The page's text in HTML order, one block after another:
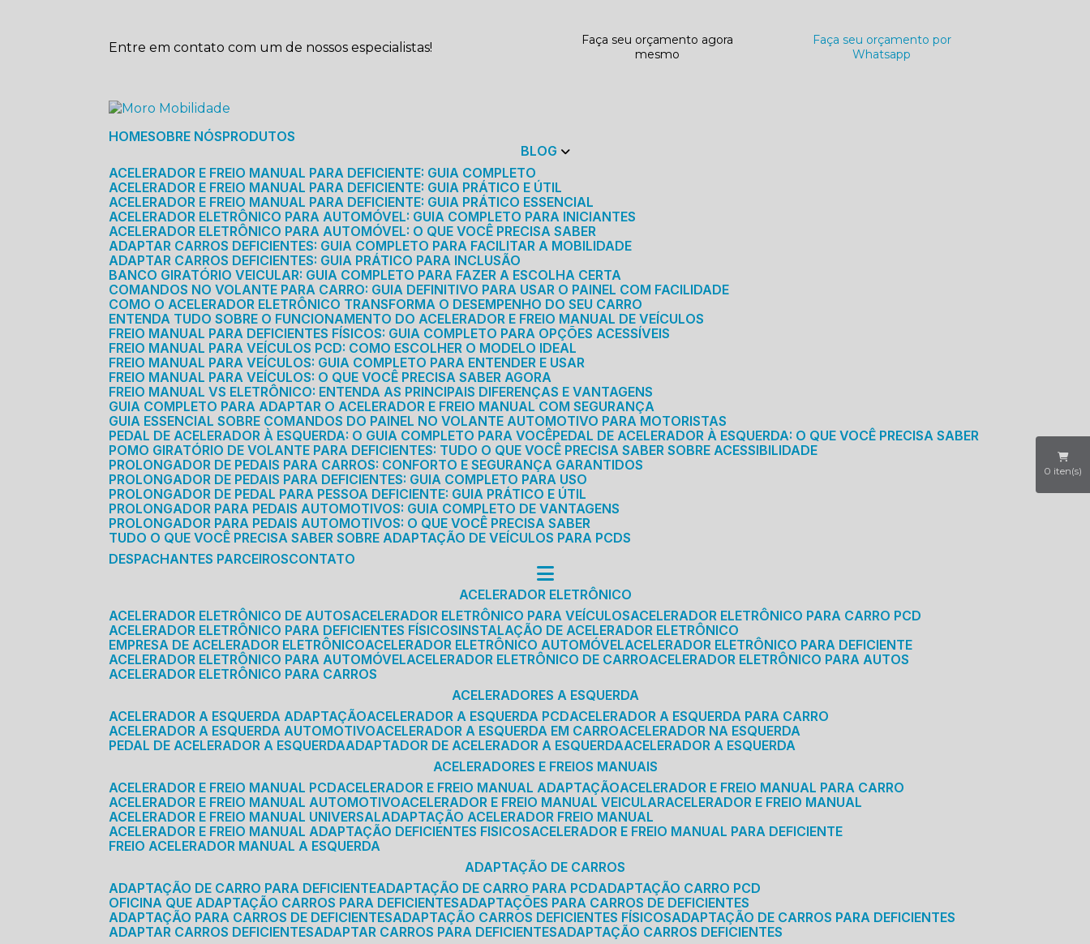
Entre em contato com um de nossos especialistas!
Faça seu orçamento agora
mesmo
Faça seu orçamento por
Whatsapp
HOME SOBRE NÓS PRODUTOS
BLOG
ACELERADOR E FREIO MANUAL PARA DEFICIENTE: GUIA COMPLETO
ACELERADOR E FREIO MANUAL PARA DEFICIENTE: GUIA PRÁTICO E ÚTIL
ACELERADOR E FREIO MANUAL PARA DEFICIENTE: GUIA PRÁTICO ESSENCIAL
ACELERADOR ELETRÔNICO PARA AUTOMÓVEL: GUIA COMPLETO PARA INICIANTES
ACELERADOR ELETRÔNICO PARA AUTOMÓVEL: O QUE VOCÊ PRECISA SABER
ADAPTAR CARROS DEFICIENTES: GUIA COMPLETO PARA FACILITAR A MOBILIDADE
ADAPTAR CARROS DEFICIENTES: GUIA PRÁTICO PARA INCLUSÃO
BANCO GIRATÓRIO VEICULAR: GUIA COMPLETO PARA FAZER A ESCOLHA CERTA
COMANDOS NO VOLANTE PARA CARRO: GUIA DEFINITIVO PARA USAR O PAINEL COM FACILIDADE
COMO O ACELERADOR ELETRÔNICO TRANSFORMA O DESEMPENHO DO SEU CARRO
ENTENDA TUDO SOBRE O FUNCIONAMENTO DO ACELERADOR E FREIO MANUAL DE VEÍCULOS
FREIO MANUAL PARA DEFICIENTES FÍSICOS: GUIA COMPLETO PARA OPÇÕES ACESSÍVEIS
FREIO MANUAL PARA VEÍCULOS PCD: COMO ESCOLHER O MODELO IDEAL
FREIO MANUAL PARA VEÍCULOS: GUIA COMPLETO PARA ENTENDER E USAR
FREIO MANUAL PARA VEÍCULOS: O QUE VOCÊ PRECISA SABER AGORA
FREIO MANUAL VS ELETRÔNICO: ENTENDA AS PRINCIPAIS DIFERENÇAS E VANTAGENS
GUIA COMPLETO PARA ADAPTAR O ACELERADOR E FREIO MANUAL COM SEGURANÇA
GUIA ESSENCIAL SOBRE COMANDOS DO PAINEL NO VOLANTE AUTOMOTIVO PARA MOTORISTAS
PEDAL DE ACELERADOR À ESQUERDA: O GUIA COMPLETO PARA VOCÊ PEDAL DE ACELERADOR À ESQUERDA: O QUE VOCÊ PRECISA SABER
POMO GIRATÓRIO DE VOLANTE PARA DEFICIENTES: TUDO O QUE VOCÊ PRECISA SABER SOBRE ACESSIBILIDADE
PROLONGADOR DE PEDAIS PARA CARROS: CONFORTO E SEGURANÇA GARANTIDOS
PROLONGADOR DE PEDAIS PARA DEFICIENTES: GUIA COMPLETO PARA USO
PROLONGADOR DE PEDAL PARA PESSOA DEFICIENTE: GUIA PRÁTICO E ÚTIL
PROLONGADOR PARA PEDAIS AUTOMOTIVOS: GUIA COMPLETO DE VANTAGENS
PROLONGADOR PARA PEDAIS AUTOMOTIVOS: O QUE VOCÊ PRECISA SABER
TUDO O QUE VOCÊ PRECISA SABER SOBRE ADAPTAÇÃO DE VEÍCULOS PARA PCDS
DESPACHANTES PARCEIROS
CONTATO
ACELERADOR ELETRÔNICO
ACELERADOR ELETRÔNICO DE AUTOS ACELERADOR ELETRÔNICO PARA VEÍCULOS ACELERADOR ELETRÔNICO PARA CARRO PCD
ACELERADOR ELETRÔNICO PARA DEFICIENTES FÍSICOS INSTALAÇÃO DE ACELERADOR ELETRÔNICO
EMPRESA DE ACELERADOR ELETRÔNICO ACELERADOR ELETRÔNICO AUTOMÓVEL ACELERADOR ELETRÔNICO PARA DEFICIENTE
ACELERADOR ELETRÔNICO PARA AUTOMÓVEL ACELERADOR ELETRÔNICO DE CARRO ACELERADOR ELETRÔNICO PARA AUTOS
ACELERADOR ELETRÔNICO PARA CARROS
ACELERADORES A ESQUERDA
ACELERADOR A ESQUERDA ADAPTAÇÃO ACELERADOR A ESQUERDA PCD ACELERADOR A ESQUERDA PARA CARRO
ACELERADOR A ESQUERDA AUTOMOTIVO ACELERADOR A ESQUERDA EM CARRO ACELERADOR NA ESQUERDA
PEDAL DE ACELERADOR A ESQUERDA
ADAPTADOR DE ACELERADOR A ESQUERDA ACELERADOR A ESQUERDA
ACELERADORES E FREIOS MANUAIS
ACELERADOR E FREIO MANUAL PCD ACELERADOR E FREIO MANUAL ADAPTAÇÃO ACELERADOR E FREIO MANUAL PARA CARRO
ACELERADOR E FREIO MANUAL AUTOMOTIVO ACELERADOR E FREIO MANUAL VEICULAR ACELERADOR E FREIO MANUAL
ACELERADOR E FREIO MANUAL UNIVERSAL
ADAPTAÇÃO ACELERADOR FREIO MANUAL
ACELERADOR E FREIO MANUAL ADAPTAÇÃO DEFICIENTES FISICOS ACELERADOR E FREIO MANUAL PARA DEFICIENTE
FREIO ACELERADOR MANUAL A ESQUERDA
ADAPTAÇÃO DE CARROS
ADAPTAÇÃO DE CARRO PARA DEFICIENTE
ADAPTAÇÃO DE CARRO PARA PCD
ADAPTAÇÃO CARRO PCD
OFICINA QUE ADAPTAÇÃO CARROS PARA DEFICIENTES
ADAPTAÇÕES PARA CARROS DE DEFICIENTES
ADAPTAÇÃO PARA CARROS DE DEFICIENTES
ADAPTAÇÃO CARROS DEFICIENTES FÍSICOS
ADAPTAÇÃO DE CARROS PARA DEFICIENTES
ADAPTAR CARROS DEFICIENTES
ADAPTAR CARROS PARA DEFICIENTES
ADAPTAÇÃO CARROS DEFICIENTES
0 iten(s)